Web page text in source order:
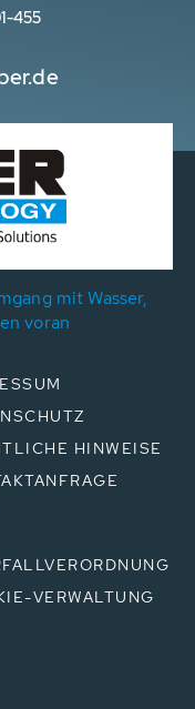
455
mit Wasser,
voran
HINWEISE
VERWALTUNG